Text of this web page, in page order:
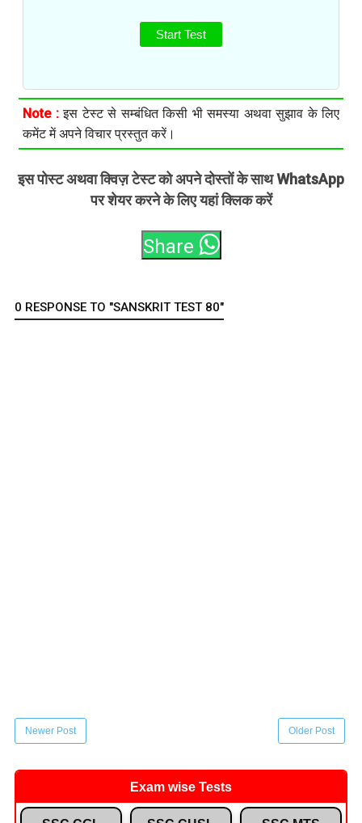
Start Test
Note :इस टेस्ट से सम्बंधित किसी भी समस्या अथवा सुझाव के लिए
कमेंट में अपने विचार प्रस्तुत करें।
इस पोस्ट अथवा क्विज़ टेस्ट को अपने दोस्तों के साथ WhatsApp
पर शेयर करने के लिए यहां क्लिक करें
Share
0 RESPONSE TO "SANSKRIT TEST 80"
Newer Post Older Post
Exam wise Tests